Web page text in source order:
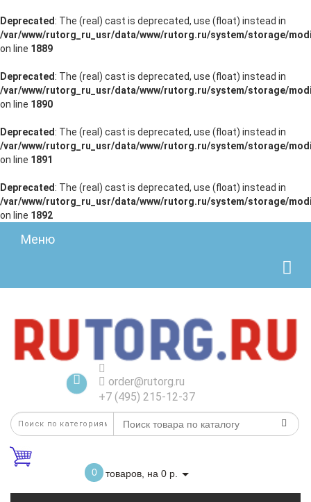
Deprecated : The (real) cast is deprecated, use (float) instead in
/var/www/rutorg_ru_usr/data/www/rutorg.ru/system/storage/
on line 1889
Deprecated : The (real) cast is deprecated, use (float) instead in
/var/www/rutorg_ru_usr/data/www/rutorg.ru/system/storage/
on line 1890
Deprecated : The (real) cast is deprecated, use (float) instead in
/var/www/rutorg_ru_usr/data/www/rutorg.ru/system/storage/
on line 1891
Deprecated : The (real) cast is deprecated, use (float) instead in
/var/www/rutorg_ru_usr/data/www/rutorg.ru/system/storage/
on line 1892
Меню
order@rutorg.ru
+7 (495) 215-12-37
0 товаров, на 0 р.